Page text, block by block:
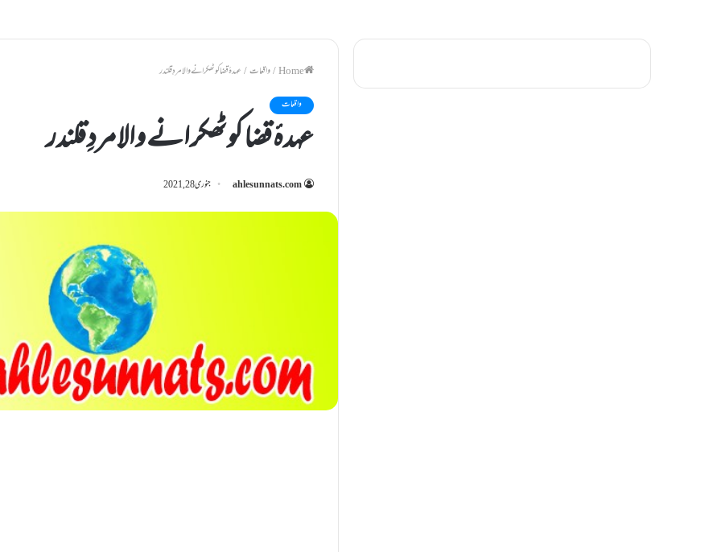
/واقعات/عہدۂ قضا کو ٹھکرانے والا مردِ قلندر
واقعات
عہدۂ قضا کو ٹھکرانے والا مردِ قلندر
ahlesunnats.com جنوری 28, 2021